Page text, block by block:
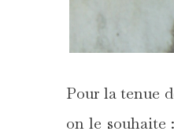
Pour la tenue
on le souhaite